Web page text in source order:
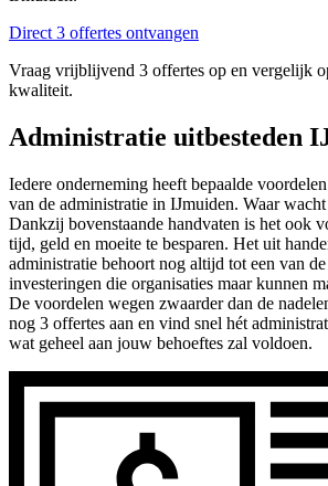
Direct 3 offertes ontvangen
Vraag vrijblijvend 3 offertes op en vergelijk
kwaliteit.
Administratie uitbesteden
Iedere onderneming heeft bepaalde
van de administratie in IJmuiden. Waar
Dankzij bovenstaande handvaten is het ook
tijd, geld en moeite te besparen. Het uit
administratie behoort nog altijd tot een van
investeringen die organisaties maar kunnen
De voordelen wegen zwaarder dan de
nog 3 offertes aan en vind snel hét
wat geheel aan jouw behoeftes zal voldoen.